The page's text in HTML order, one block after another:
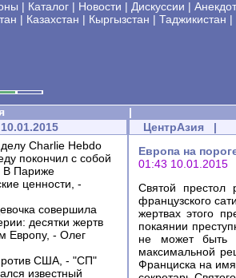
| Каталог | Новости | Дискуссии |
| Казахстан | Кыргызстан | Таджикистан |
|
Charlie Hebdo
покончил с собой
В Париже
ценности, -
совершила
десятки жертв
Европу, - Олег
США, - "СП"
известный
ЦентрАзия |
Европа на
01:43 10.01.2015
Святой престол
французского
жертвах этого
покаянии
не может быть
максимальной
Франциска на